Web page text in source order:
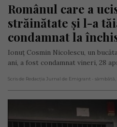
Românul care a
străinătate și l-a
condamnat la
Ionuț Cosmin Nicolescu, un
ani, a fost condamnat vineri, 28
Scris de Redacția Jurnal de Emigrant -